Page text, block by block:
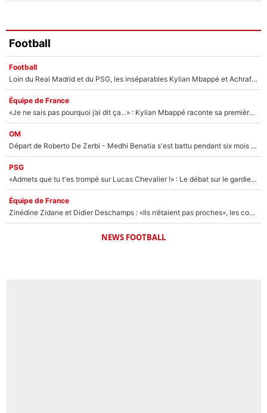
Football
Football
Loin du Real Madrid et du PSG, les inséparables Kylian Mbappé et Achraf Hakimi changent d'équipe le temps d'une journée !
Équipe de France
«Je ne sais pas pourquoi j’ai dit ça...» : Kylian Mbappé raconte sa première rencontre avec Zinédine Zidane (et c’est très drôle)
OM
Départ de Roberto De Zerbi - Medhi Benatia s'est battu pendant six mois pour le retenir à l'OM, le PSG a été le naufrage de trop : «Je pars avec toi»
PSG
«Admets que tu t'es trompé sur Lucas Chevalier !» : Le débat sur le gardien du PSG vire au clash à l'After Foot
Équipe de France
Zinédine Zidane et Didier Deschamps : «Ils n’étaient pas proches», les confidences d’un membre de l’équipe de France 1998 sur leur relation spéciale
NEWS FOOTBALL